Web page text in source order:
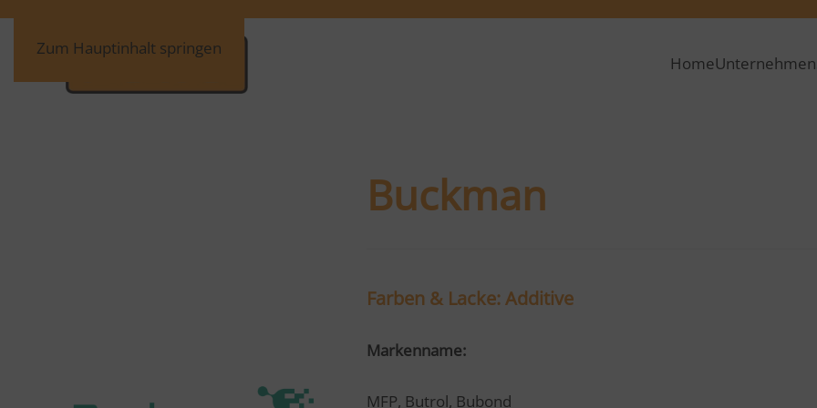
Zum Hauptinhalt springen
HomeUnternehmen
Buckman
Farben & Lacke: Additive
Markenname:
MFP, Butrol, Bubond